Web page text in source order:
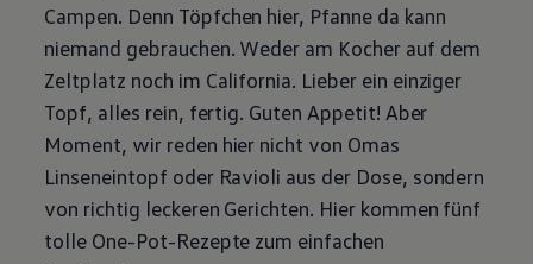
Campen. Denn Töpfchen hier, Pfanne da kann
niemand gebrauchen. Weder am Kocher auf dem
Zeltplatz noch im California. Lieber ein einziger
Topf, alles rein, fertig. Guten Appetit! Aber
Moment, wir reden hier nicht von Omas
Linseneintopf oder Ravioli aus der Dose, sondern
von richtig leckeren Gerichten. Hier kommen fünf
tolle One-Pot-Rezepte zum einfachen